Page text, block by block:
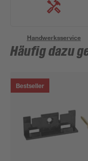
Handwerksservice
Häufig dazu
Bestseller